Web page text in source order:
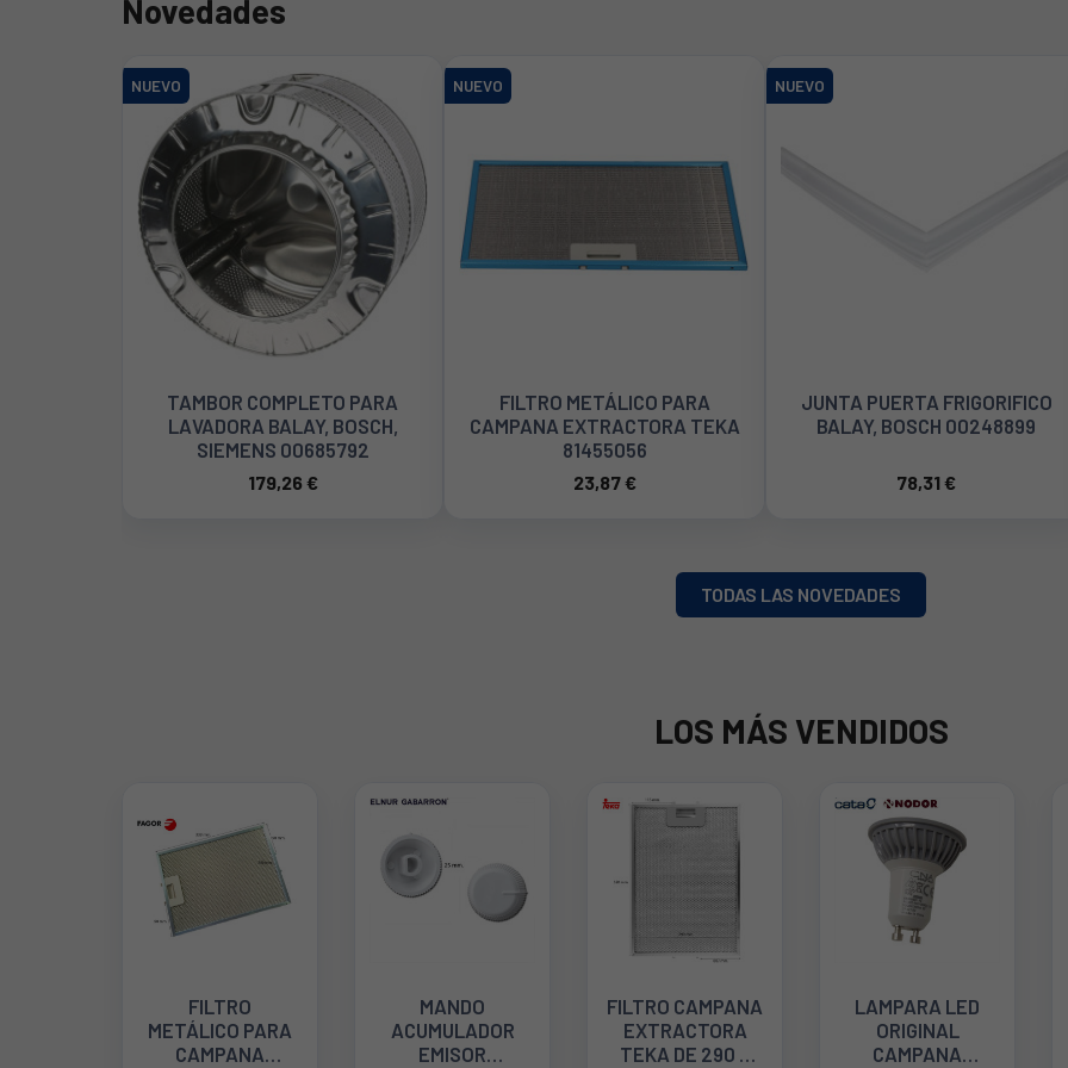
Novedades
FILTRO METÁLICO PARA
CAMPANA EXTRACTORA TEKA
81455056
23,87 €
NUEVO
JUNTA PUERTA FRIGORIFICO
BALAY, BOSCH 00248899
78,31 €
NUEVO
TERMOSTATO DAMPER PARA
FRIGORÍFICO BALAY, BOSCH,
55,16 €
NUEVO
TODAS LAS NOVEDADES
LOS MÁS VENDIDOS
FILTRO
METÁLICO PARA
CAMPANA
MANDO
ACUMULADOR
EMISOR
FILTRO CAMPANA
EXTRACTORA
TEKA DE 290 X
LAMPARA LED
ORIGINAL
CAMPANA